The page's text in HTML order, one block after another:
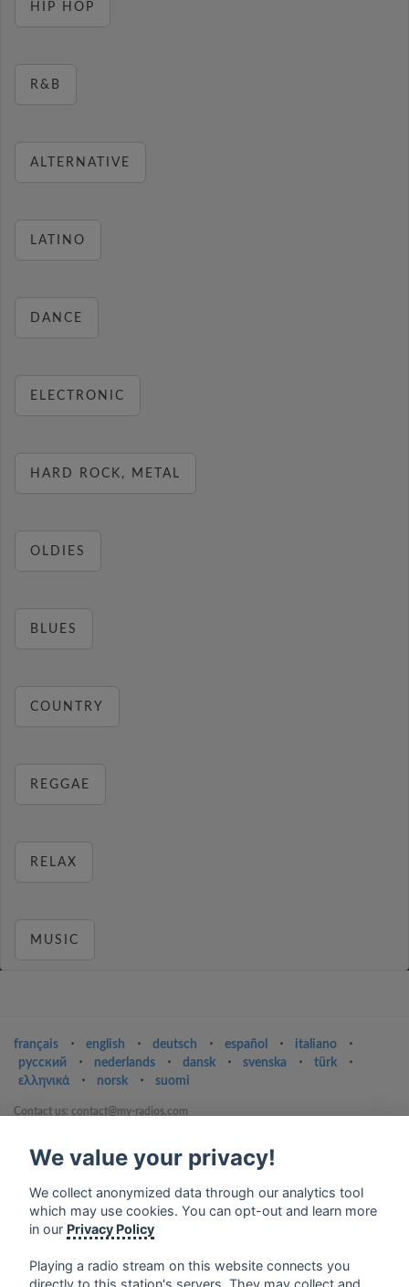
HIP HOP
R&B
ALTERNATIVE
LATINO
DANCE
ELECTRONIC
HARD ROCK, METAL
OLDIES
BLUES
COUNTRY
REGGAE
RELAX
MUSIC
français ⋅ english ⋅ deutsch ⋅ español ⋅ italiano
⋅
русский
⋅ nederlands ⋅ dansk ⋅ svenska ⋅ türk
⋅
ελληνικά
⋅ norsk ⋅ suomi
Contact us: contact@my-radios.com
Privacy Policy
Google Play and the Google Play logo are trademarks of Google Inc.
We value your privacy!
We collect anonymized data through our analytics tool
which may use cookies. You can opt-out and learn more
in our Privacy Policy
Playing a radio stream on this website connects you